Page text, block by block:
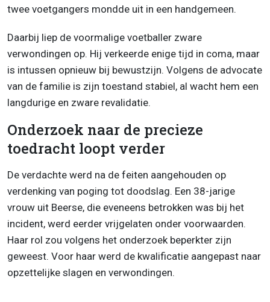
twee voetgangers mondde uit in een handgemeen.
Daarbij liep de voormalige voetballer zware
verwondingen op. Hij verkeerde enige tijd in coma, maar
is intussen opnieuw bij bewustzijn. Volgens de advocate
van de familie is zijn toestand stabiel, al wacht hem een
langdurige en zware revalidatie.
Onderzoek naar de precieze
toedracht loopt verder
De verdachte werd na de feiten aangehouden op
verdenking van poging tot doodslag. Een 38-jarige
vrouw uit Beerse, die eveneens betrokken was bij het
incident, werd eerder vrijgelaten onder voorwaarden.
Haar rol zou volgens het onderzoek beperkter zijn
geweest. Voor haar werd de kwalificatie aangepast naar
opzettelijke slagen en verwondingen.